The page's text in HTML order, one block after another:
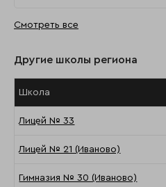
Смотреть все
Другие школы региона
Школа
Лицей № 33
Лицей № 21 (Иваново)
Гимназия № 30 (Иваново)